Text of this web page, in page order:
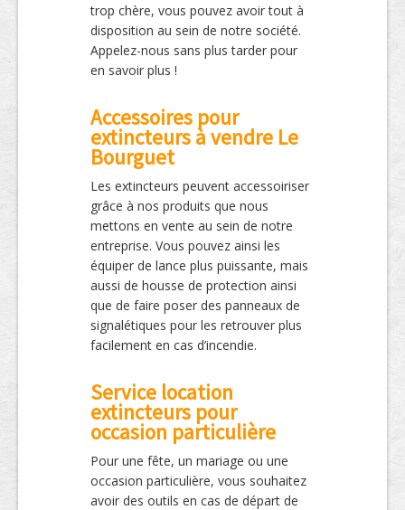
trop chère, vous pouvez avoir tout à
disposition au sein de notre société.
Appelez-nous sans plus tarder pour
en savoir plus !
Accessoires pour
extincteurs à vendre Le
Bourguet
Les extincteurs peuvent accessoiriser
grâce à nos produits que nous
mettons en vente au sein de notre
entreprise. Vous pouvez ainsi les
équiper de lance plus puissante, mais
aussi de housse de protection ainsi
que de faire poser des panneaux de
signalétiques pour les retrouver plus
facilement en cas d’incendie.
Service location
extincteurs pour
occasion particulière
Pour une fête, un mariage ou une
occasion particulière, vous souhaitez
avoir des outils en cas de départ de